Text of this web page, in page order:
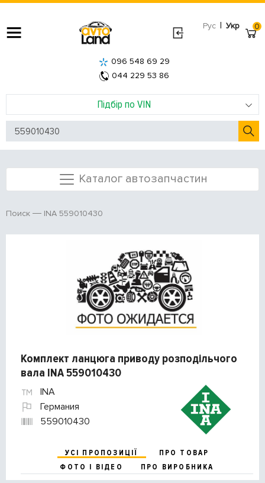
Рус | Укр
Підбір по VIN
096 548 69 29
044 229 53 86
0
Каталог автозапчастин
Поиск INA 559010430
Комплект ланцюга приводу розподільчого
вала INA 559010430
INA
Германия
559010430
УСІ ПРОПОЗИЦІЇ
ПРО ТОВАР
ФОТО І ВІДЕО
ПРО ВИРОБНИКА